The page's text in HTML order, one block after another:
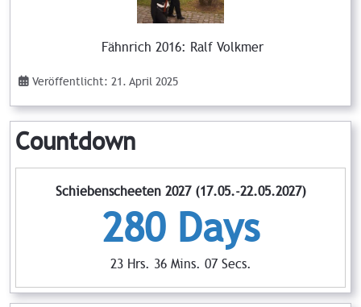
Fähnrich 2016: Ralf Volkmer
Veröffentlicht: 21. April 2025
Countdown
Schiebenscheeten 2027 (17.05.-22.05.2027)
280 Days
23 Hrs. 36 Mins. 05 Secs.